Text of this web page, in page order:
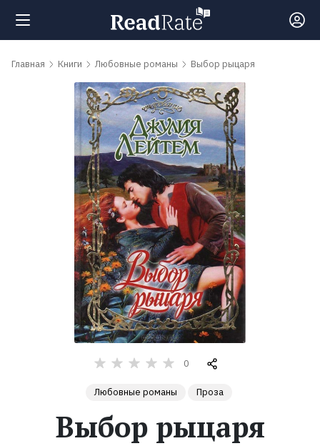
Поиск
Рейтинги
обсуждаемые
Экранизации
Главная Книги Любовные романы Выбор рыцаря
0
Любовные романы Проза
Выбор рыцаря